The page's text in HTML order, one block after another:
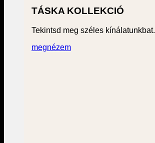
TÁSKA KOLLEKCIÓ
Tekintsd meg széles kínálatunkbat.
megnézem